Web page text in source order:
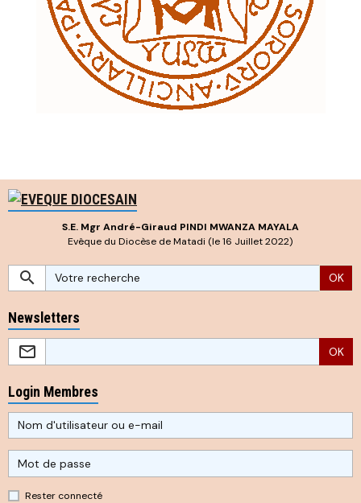
S.E. Mgr André-Giraud PINDI MWANZA MAYALA
Evêque du Diocèse de Matadi (le 16 Juillet 2022)
OK
Newsletters
OK
Login Membres
Rester connecté